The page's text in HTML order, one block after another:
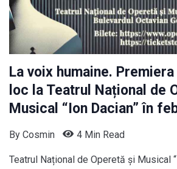
La voix humaine.
loc la Teatrul Național de
Musical “Ion Dacian” în
By Cosmin 4 Min Read
Teatrul Național de Operetă și Musical